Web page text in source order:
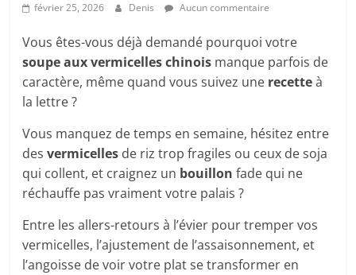
février 25, 2026 Denis Aucun commentaire
Vous êtes-vous déjà demandé pourquoi votre
soupe aux vermicelles chinois manque parfois de
caractère, même quand vous suivez une recetteà
la lettre ?
Vous manquez de temps en semaine, hésitez entre
desvermicelles de riz trop fragiles ou ceux de soja
qui collent, et craignez un bouillon fade qui ne
réchauffe pas vraiment votre palais ?
Entre les allers-retours à l’évier pour tremper vos
vermicelles, l’ajustement de l’assaisonnement, et
l’angoisse de voir votre plat se transformer en